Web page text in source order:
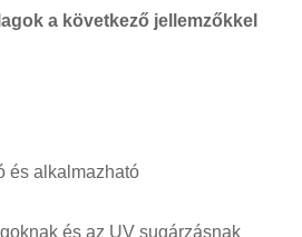
a következő jellemzőkkel
és alkalmazható
és az UV sugárzásnak